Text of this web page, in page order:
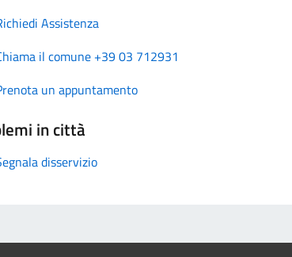
Assistenza
il comune +39 03 712931
un appuntamento
in città
disservizio